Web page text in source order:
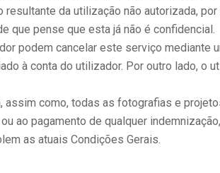
da utilização não autorizada,
que pense que esta já não é confidencial.
podem cancelar este serviço
à conta do utilizador. Por outro lado,
como, todas as fotografias e
ao pagamento de qualquer
as atuais Condições Gerais.